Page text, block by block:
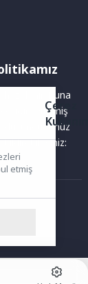
Buna
yitirmiş
düşündüğünüz
bildirebilirsiniz:
Çerez
etmiş